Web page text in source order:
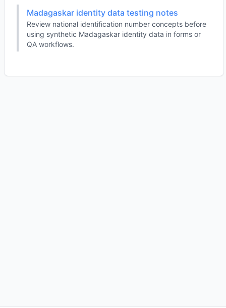
Madagaskar identity data testing notes
Review national identification number concepts before
using synthetic Madagaskar identity data in forms or
QA workflows.